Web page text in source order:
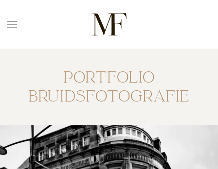
Overslaan en naar de inhoud gaan
Portfolio
bruidsfotografie